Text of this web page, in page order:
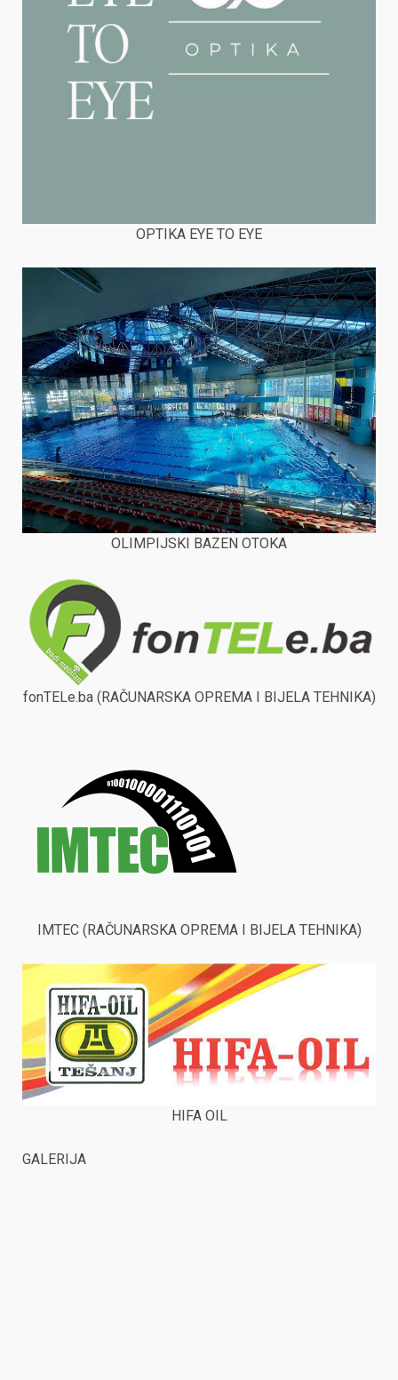
OPTIKA EYE TO EYE
OLIMPIJSKI BAZEN OTOKA
fonTELe.ba (RAČUNARSKA OPREMA I BIJELA TEHNIKA)
IMTEC (RAČUNARSKA OPREMA I BIJELA TEHNIKA)
HIFA OIL
GALERIJA